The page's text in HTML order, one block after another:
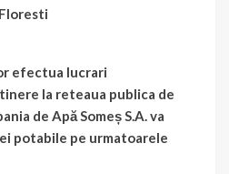
efectua lucrari
la reteaua publica de
de Apă Someș S.A. va
potabile pe urmatoarele